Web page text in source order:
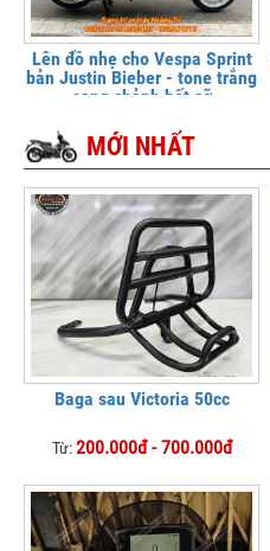
Lên đồ nhẹ cho Vespa Sprint
bản Justin Bieber - tone trắng
sang chảnh hết cỡ
MỚI NHẤT
Baga sau Victoria 50cc
Từ:200.000đ - 700.000đ